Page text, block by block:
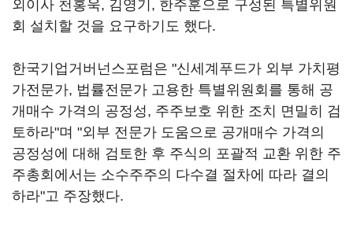
외이사 천홍욱, 김영기, 한주훈으로 구성된 특별위원
회 설치할 것을 요구하기도 했다.
한국기업거버넌스포럼은 "신세계푸드가 외부 가치평
가전문가, 법률전문가 고용한 특별위원회를 통해 공
개매수 가격의 공정성, 주주보호 위한 조치 면밀히 검
토하라"며 "외부 전문가 도움으로 공개매수 가격의
공정성에 대해 검토한 후 주식의 포괄적 교환 위한 주
주총회에서는 소수주주의 다수결 절차에 따라 결의
하라"고 주장했다.